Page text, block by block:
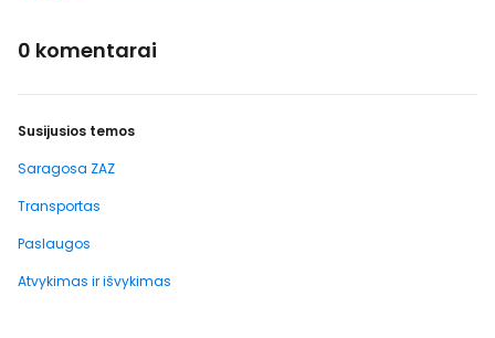
0 komentarai
Susijusios temos
Saragosa ZAZ
Transportas
Paslaugos
Atvykimas ir išvykimas